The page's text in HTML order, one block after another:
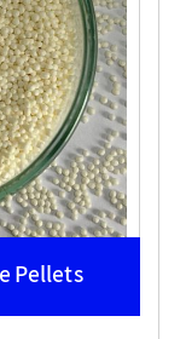
Pellets